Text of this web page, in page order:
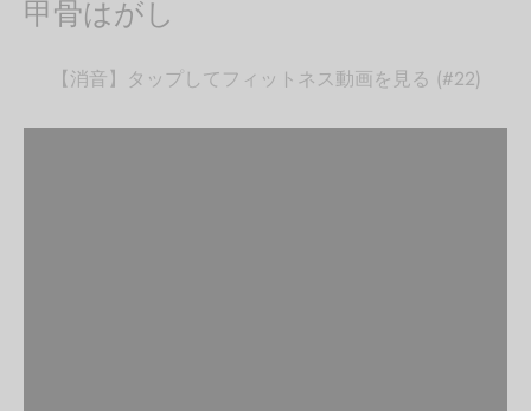
甲骨はがし
【消音】タップしてフィットネス動画を見る (#22)